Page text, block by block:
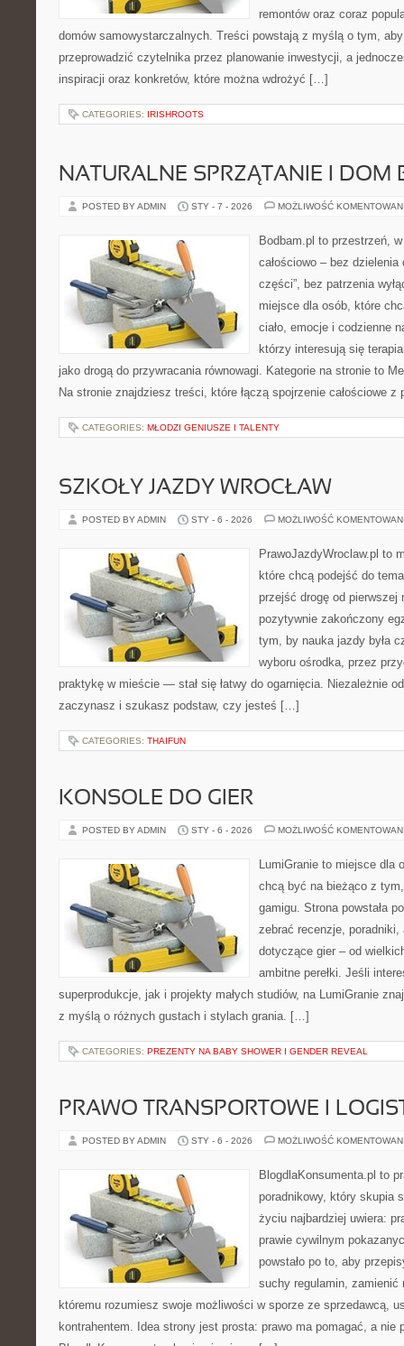
remontów oraz coraz
domów samowystarczalnych. Treści powstają z myślą o tym,
przeprowadzić czytelnika przez planowanie inwestycji, a
inspiracji oraz konkretów, które można wdrożyć […]
CATEGORIES: IRISHROOTS
NATURALNE SPRZĄTANIE I DOM
POSTED BY ADMIN STY - 7 - 2026 MOŻLIWOŚĆ
Bodbam.pl to przestrzeń,
całościowo – bez dzielenia
części”, bez patrzenia
miejsce dla osób, które
ciało, emocje i codzienne
którzy interesują się
jako drogą do przywracania równowagi. Kategorie na stronie to
Na stronie znajdziesz treści, które łączą spojrzenie całościowe
CATEGORIES: MŁODZI GENIUSZE I TALENTY
SZKOŁY JAZDY WROCŁAW
POSTED BY ADMIN STY - 6 - 2026 MOŻLIWOŚĆ
PrawoJazdyWroclaw.pl to
które chcą podejść do
przejść drogę od pierwszej
pozytywnie zakończony
tym, by nauka jazdy była
wyboru ośrodka, przez
praktykę w mieście — stał się łatwy do ogarnięcia. Niezależnie
zaczynasz i szukasz podstaw, czy jesteś […]
CATEGORIES: THAIFUN
KONSOLE DO GIER
POSTED BY ADMIN STY - 6 - 2026 MOŻLIWOŚĆ
LumiGranie to miejsce dla
chcą być na bieżąco z
gamigu. Strona powstała
zebrać recenzje,
dotyczące gier – od
ambitne perełki. Jeśli
superprodukcje, jak i projekty małych studiów, na LumiGranie
z myślą o różnych gustach i stylach grania. […]
CATEGORIES: PREZENTY NA BABY SHOWER I GENDER REVEAL
PRAWO TRANSPORTOWE I
POSTED BY ADMIN STY - 6 - 2026 MOŻLIWOŚĆ
BlogdlaKonsumenta.pl to
poradnikowy, który skupia
życiu najbardziej uwiera:
prawie cywilnym
powstało po to, aby
suchy regulamin,
któremu rozumiesz swoje możliwości w sporze ze sprzedawcą,
kontrahentem. Idea strony jest prosta: prawo ma pomagać, a nie